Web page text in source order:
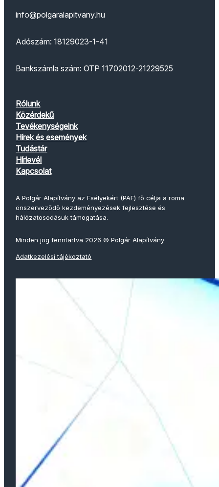
info@polgaralapitvany.hu
Adószám: 18129023-1-41
Bankszámla szám: OTP 11702012-21229525
Rólunk
Közérdekű
Tevékenységeink
Hírek és események
Tudástár
Hírlevél
Kapcsolat
A Polgár Alapítvány az Esélyekért (PAE) fő célja a roma
önszerveződő kezdeményezések fejlesztése és
hálózatosodásuk támogatása.
Minden jog fenntartva 2026 © Polgár Alapítvány
Adatkezelési tájékoztató